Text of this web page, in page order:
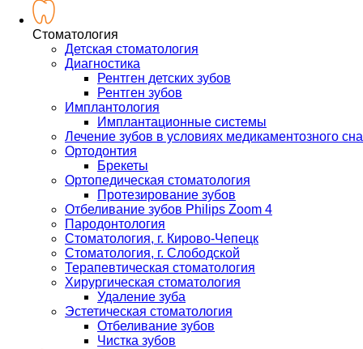
Стоматология
Детская стоматология
Диагностика
Рентген детских зубов
Рентген зубов
Имплантология
Имплантационные системы
Лечение зубов в условиях медикаментозного сна
Ортодонтия
Брекеты
Ортопедическая стоматология
Протезирование зубов
Отбеливание зубов Philips Zoom 4
Пародонтология
Стоматология, г. Кирово-Чепецк
Стоматология, г. Слободской
Терапевтическая стоматология
Хирургическая стоматология
Удаление зуба
Эстетическая стоматология
Отбеливание зубов
Чистка зубов